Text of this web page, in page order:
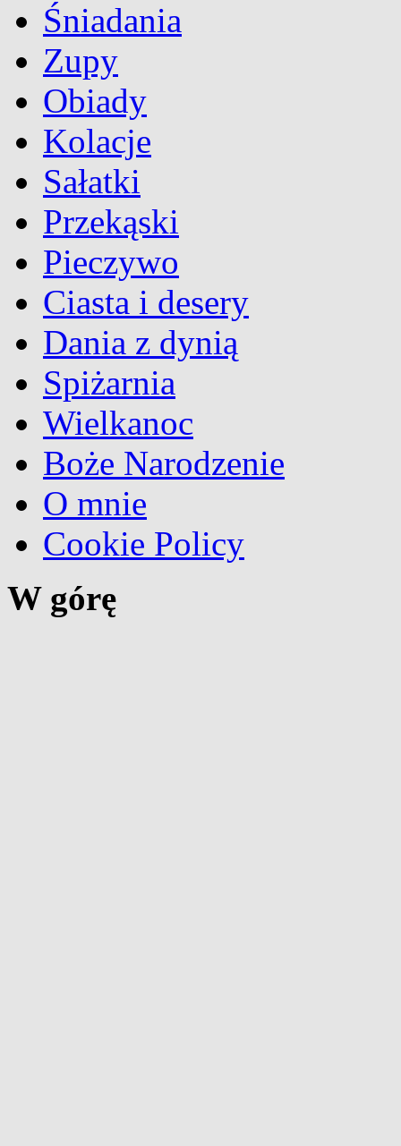
Śniadania
Zupy
Obiady
Kolacje
Sałatki
Przekąski
Pieczywo
Ciasta i desery
Dania z dynią
Spiżarnia
Wielkanoc
Boże Narodzenie
O mnie
Cookie Policy
W górę